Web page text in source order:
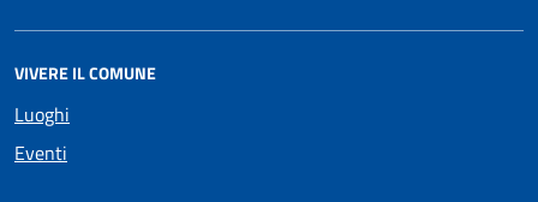
VIVERE IL COMUNE
Luoghi
Eventi